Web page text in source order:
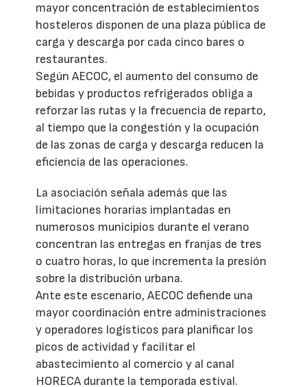
mayor concentración de establecimientos
hosteleros disponen de una plaza pública de
carga y descarga por cada cinco bares o
restaurantes.
Según AECOC, el aumento del consumo de
bebidas y productos refrigerados obliga a
reforzar las rutas y la frecuencia de reparto,
al tiempo que la congestión y la ocupación
de las zonas de carga y descarga reducen la
eficiencia de las operaciones.
La asociación señala además que las
limitaciones horarias implantadas en
numerosos municipios durante el verano
concentran las entregas en franjas de tres
o cuatro horas, lo que incrementa la presión
sobre la distribución urbana.
Ante este escenario, AECOC defiende una
mayor coordinación entre administraciones
y operadores logísticos para planificar los
picos de actividad y facilitar el
abastecimiento al comercio y al canal
HORECA durante la temporada estival.